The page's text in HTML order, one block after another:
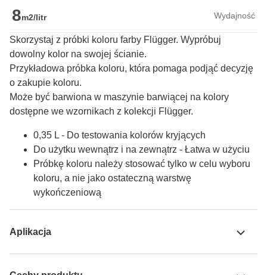
8m2/litr Wydajność
Skorzystaj z próbki koloru farby Flügger. Wypróbuj
dowolny kolor na swojej ścianie.
Przykładowa próbka koloru, która pomaga podjąć decyzję
o zakupie koloru.
Może być barwiona w maszynie barwiącej na kolory
dostępne we wzornikach z kolekcji Flügger.
0,35 L - Do testowania kolorów kryjących
Do użytku wewnątrz i na zewnątrz - Łatwa w użyciu
Próbkę koloru należy stosować tylko w celu wyboru
koloru, a nie jako ostateczną warstwę
wykończeniową
Aplikacja